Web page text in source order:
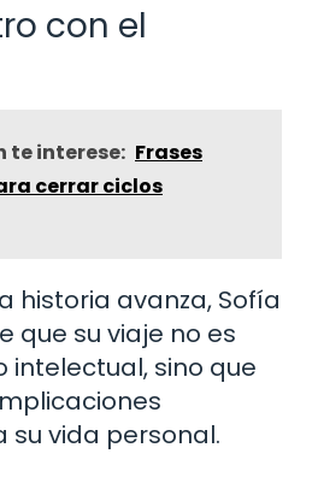
con el
te interese: Frases
cerrar ciclos
historia avanza, Sofía
que su viaje no es
intelectual, sino que
su vida personal.